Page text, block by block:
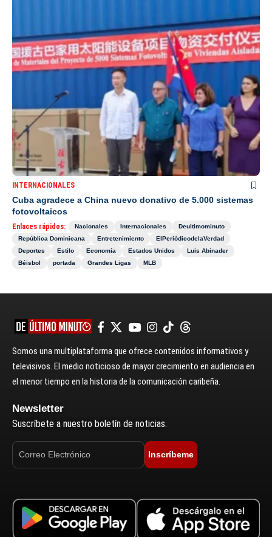
INTERNACIONALES
Cuba agradece a China nuevo donativo de 5.000 sistemas
fotovoltaicos
Enlaces rápidos: Nacionales Internacionales
Deultimominuto
República Dominicana
Entretenimiento
ElPeriódicodelaVerdad
Deportes
Estilo Economía Estados Unidos
Luis Abinader
Béisbol
portada Grandes Ligas MLB
Somos una multiplataforma que ofrece contenidos informativos y
televisivos. El medio noticioso de mayor crecimiento en audiencia en
el menor tiempo en la historia de la comunicación caribeña.
Newsletter
Suscríbete a nuestro boletín de noticias.
Inscríbeme